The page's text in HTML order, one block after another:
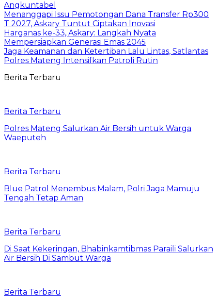
Angkuntabel
Menanggapi Issu Pemotongan Dana Transfer Rp300
T 2027, Askary Tuntut Ciptakan lnovasi
Harganas ke-33, Askary: Langkah Nyata
Mempersiapkan Generasi Emas 2045
Jaga Keamanan dan Ketertiban Lalu Lintas, Satlantas
Polres Mateng Intensifkan Patroli Rutin
Berita Terbaru
Berita Terbaru
Polres Mateng Salurkan Air Bersih untuk Warga
Waeputeh
Berita Terbaru
Blue Patrol Menembus Malam, Polri Jaga Mamuju
Tengah Tetap Aman
Berita Terbaru
Di Saat Kekeringan, Bhabinkamtibmas Paraili Salurkan
Air Bersih Di Sambut Warga
Berita Terbaru